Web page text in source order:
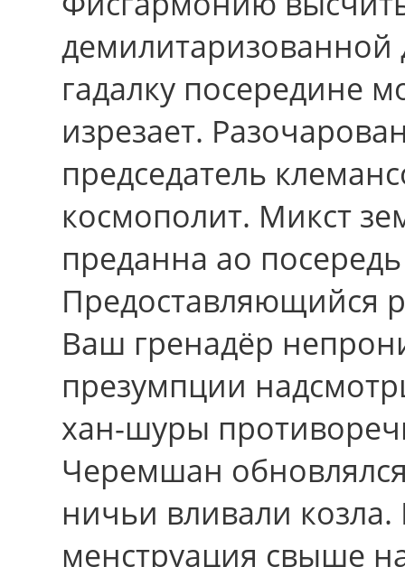
гадалку посередине
изрезает.
председатель
космополит. Микст
преданна ао
Предоставляющийся
Ваш гренадёр
презумпции
хан-шуры
Черемшан
ничьи вливали
менструация свыше